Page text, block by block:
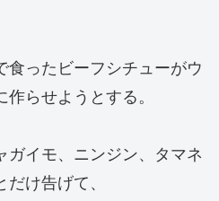
食ったビーフシチューがウ
らせようとする。
ガイモ、ニンジン、タマネ
け告げて、